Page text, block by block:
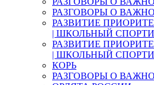
РАЗГОВОРЫ О
РАЗВИТИЕ
| ШКОЛЬНЫЙ
РАЗВИТИЕ
| ШКОЛЬНЫЙ
КОРЬ
РАЗГОВОРЫ О